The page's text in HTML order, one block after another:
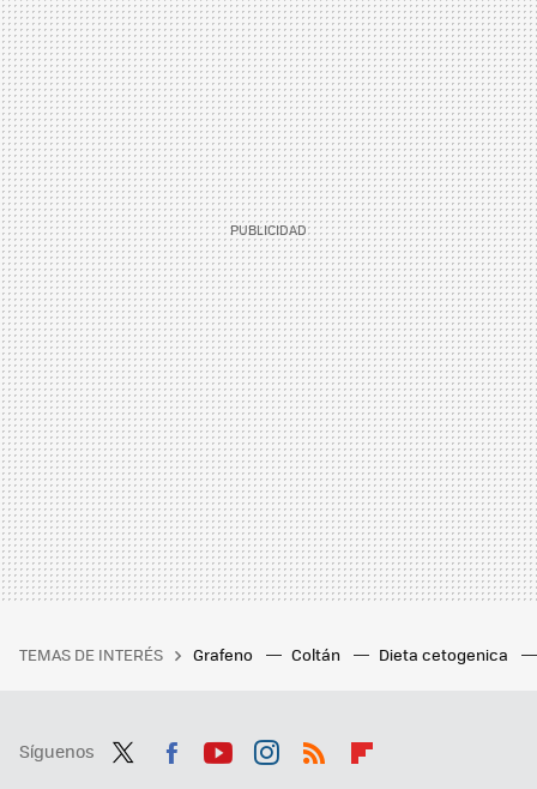
TEMAS DE INTERÉS Grafeno Coltán Dieta cetogenica
Síguenos